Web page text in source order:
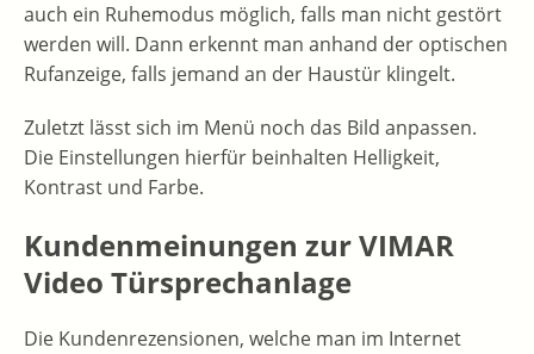
auch ein Ruhemodus möglich, falls man nicht gestört
werden will. Dann erkennt man anhand der optischen
Rufanzeige, falls jemand an der Haustür klingelt.
Zuletzt lässt sich im Menü noch das Bild anpassen.
Die Einstellungen hierfür beinhalten Helligkeit,
Kontrast und Farbe.
Kundenmeinungen zur VIMAR
Video Türsprechanlage
Die Kundenrezensionen, welche man im Internet